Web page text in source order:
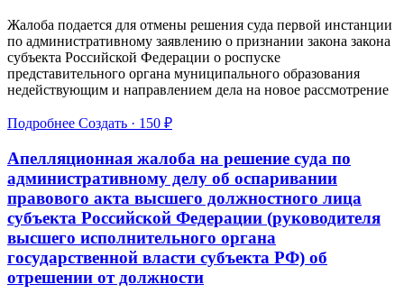
Жалоба подается для отмены решения суда первой инстанции
по административному заявлению о признании закона закона
субъекта Российской Федерации о роспуске
представительного органа муниципального образования
недействующим и направлением дела на новое рассмотрение
Подробнее Создать · 150 ₽
Апелляционная жалоба на решение суда по
административному делу об оспаривании
правового акта высшего должностного лица
субъекта Российской Федерации (руководителя
высшего исполнительного органа
государственной власти субъекта РФ) об
отрешении от должности